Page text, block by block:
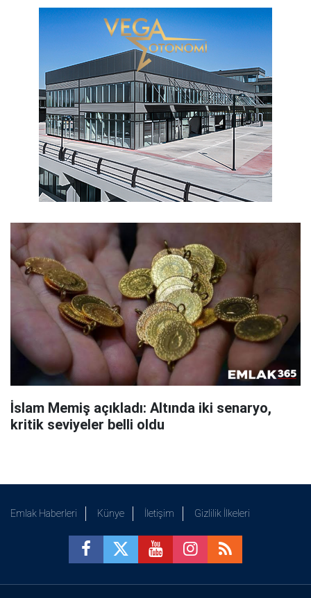
İslam Memiş açıkladı: Altında iki senaryo,
kritik seviyeler belli oldu
Emlak Haberleri Künye İletişim Gizlilik İlkeleri